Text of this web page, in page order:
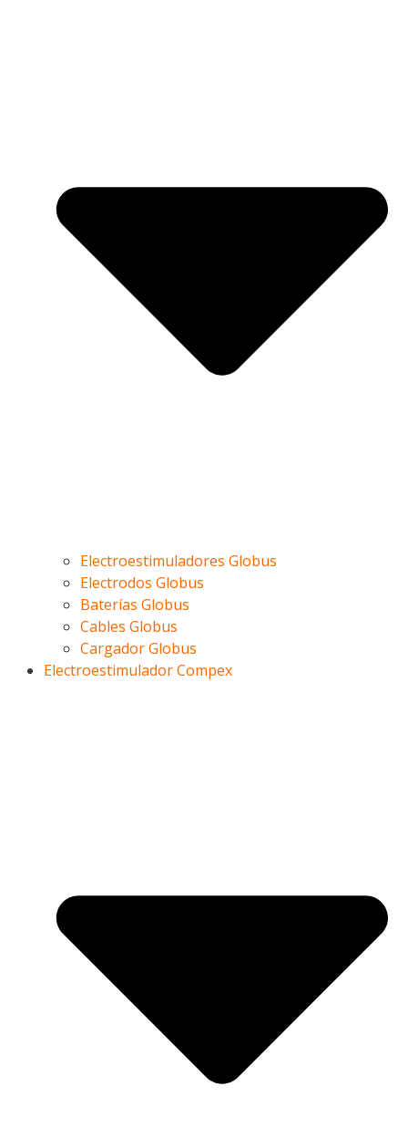
Electroestimuladores Globus
Electrodos Globus
Baterías Globus
Cables Globus
Cargador Globus
Electroestimulador Compex